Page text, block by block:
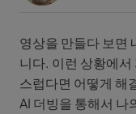
영상을 만들다 보면
니다. 이런 상황에
스럽다면 어떻게 해
AI 더빙을 통해서 나